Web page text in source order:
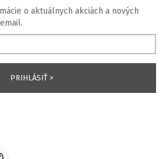
o aktuálnych akciách a nových